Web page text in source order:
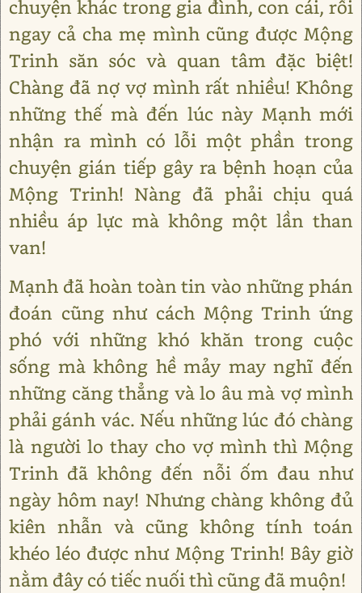
chuyện khác trong gia đình, con cái, rồi
ngay cả cha mẹ mình cũng được Mộng
Trinh săn sóc và quan tâm đặc biệt!
Chàng đã nợ vợ mình rất nhiều! Không
những thế mà đến lúc này Mạnh mới
nhận ra mình có lỗi một phần trong
chuyện gián tiếp gây ra bệnh hoạn của
Mộng Trinh! Nàng đã phải chịu quá
nhiều áp lực mà không một lần than
van!
Mạnh đã hoàn toàn tin vào những phán
đoán cũng như cách Mộng Trinh ứng
phó với những khó khăn trong cuộc
sống mà không hề mảy may nghĩ đến
những căng thẳng và lo âu mà vợ mình
phải gánh vác. Nếu những lúc đó chàng
là người lo thay cho vợ mình thì Mộng
Trinh đã không đến nỗi ốm đau như
ngày hôm nay! Nhưng chàng không đủ
kiên nhẫn và cũng không tính toán
khéo léo được như Mộng Trinh! Bây giờ
nằm đây có tiếc nuối thì cũng đã muộn!